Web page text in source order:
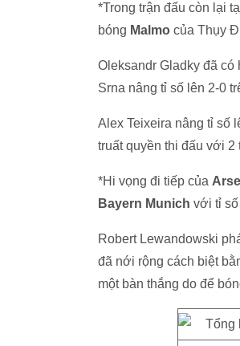
*Trong trận đấu còn lại
bóng Malmo của Thụy
Oleksandr Gladky đã
Srna nâng tỉ số lên 2-0
Alex Teixeira nâng tỉ số
truất quyền thi đấu với 2
*Hi vọng đi tiếp của
Bayern Munich với tỉ số
Robert Lewandowski
đã nới rộng cách biệt
một bàn thắng do để